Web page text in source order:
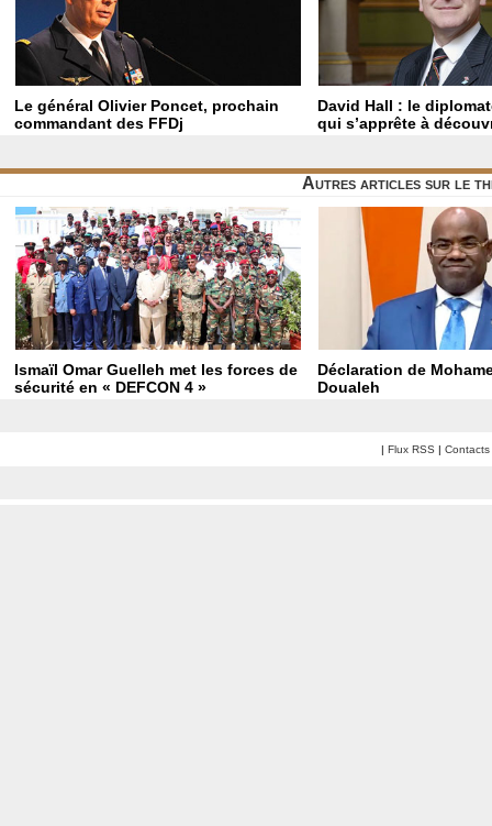
Le général Olivier Poncet, prochain
commandant des FFDj
David Hall : le
qui s’apprête à
Autres articles sur le
Ismaïl Omar Guelleh met les forces de
sécurité en « DEFCON 4 »
Déclaration de
Doualeh
| Flux RSS | Contacts